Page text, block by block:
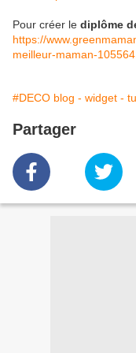
Pour créer le diplôme
https://
meilleur-maman-
#DECO blog - widget -
Partager